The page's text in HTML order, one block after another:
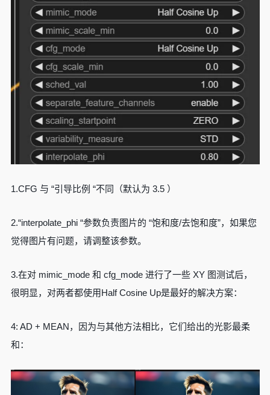
1.CFG 与 “引导比例 “不同（默认为 3.5 ）
2.“interpolate_phi “参数负责图片的 “饱和度/去饱和度”，如果您
觉得图片有问题，请调整该参数。
3.在对 mimic_mode 和 cfg_mode 进行了一些 XY 图测试后，
很明显，对两者都使用Half Cosine Up是最好的解决方案：
4: AD + MEAN，因为与其他方法相比，它们给出的光影最柔
和：